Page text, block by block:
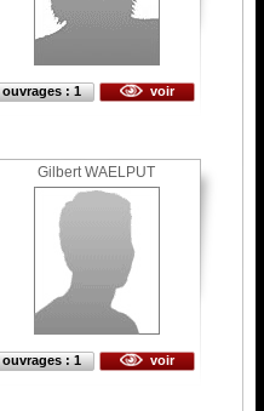
ouvrages : 1 voir
Gilbert WAELPUT
ouvrages : 1 voir